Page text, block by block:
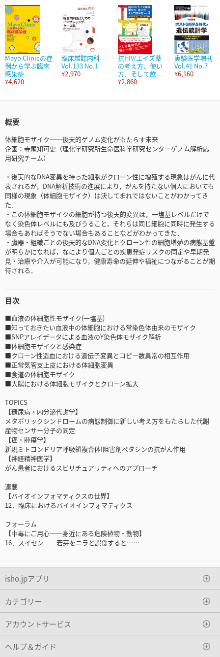
Mayo Clinicの症
例から学ぶ臨床
感染症
¥4,620
臨床雑誌内科
Vol.133 No.1
¥2,970
抗HIV/エイズ薬
の考え方、使い
方、そして飲...
¥2,860
実験医学増刊
Vol.41 No.7
¥6,160
概要
体細胞モザイク――後天的ゲノム変化がもたらす未来
企画：寺尾知可史（理化学研究所生命医科学研究センターゲノム解析応
用研究チーム）
・後天的なDNA変異を持った細胞がクローン性に増殖する現象はがんに代
表されるが，DNA解析技術の進展により，がんを持たない個人においても
同様の現象（体細胞モザイク）は決してまれではないことがわかってき
た．
・この体細胞モザイクの細胞が持つ後天的変異は，一塩基レベルだけで
なく染色体レベルにも及びうること，それらは同じ細胞に同時に発生する
場合もあればそうでない場合もあることなどがわかってきた．
・臓器・組織ごとの後天的なDNA変化とクローン性の細胞増殖の病態基盤
が明らかになれば，なにより個人ごとの疾患発症リスクの同定や早期発
見・治療や介入が可能になり，健康寿命の延伸や福祉につながることが期
待される．
目次
■血液の体細胞性モザイク(一塩基)
■知っておきたい血液中の体細胞における常染色体由来のモザイク
■SNPアレイデータによる血液のY染色体モザイク解析
■体細胞モザイクと感染症
■クローン性造血における遺伝子変異とコピー数異常の相互作用
■正常気管支上皮における体細胞変異
■食道の体細胞モザイク
■大腸における体細胞モザイクとクローン拡大
TOPICS
【糖尿病・内分泌代謝学】
メタボリックシンドロームの病態制御に新しい考え方をもたらした代謝
産物センサー分子の同定
【癌・腫瘍学】
新規ミトコンドリア呼吸鎖複合体I阻害剤ペタシンの抗がん作用
【神経精神医学】
がん患者におけるスピリチュアリティへのアプローチ
連載
【バイオインフォマティクスの世界】
12．臨床におけるバイオインフォマティクス
フォーラム
【中毒にご用心――身近にある危険植物・動物】
16．スイセン――若芽をニラと誤食すると……
isho.jpアプリ
カテゴリー
アカウントサービス
ヘルプ＆ガイド